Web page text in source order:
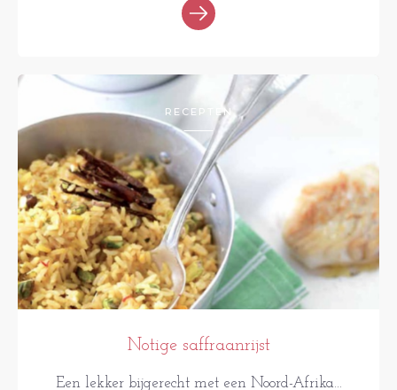
RECEPTEN
Notige saffraanrijst
Een lekker bijgerecht met een Noord-Afrika...